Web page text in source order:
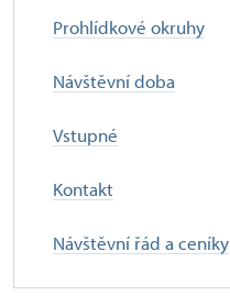
Prohlídkové okruhy
Návštěvní doba
Vstupné
Kontakt
Návštěvní řád a ceníky